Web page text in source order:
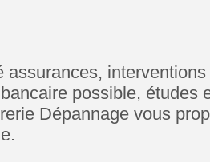
assurances,
possible, études
Dépannage vous